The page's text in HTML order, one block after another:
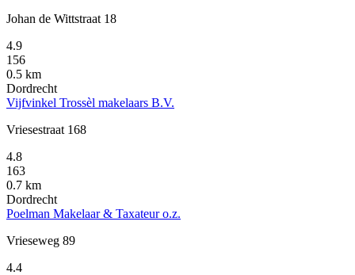
Johan de Wittstraat 18
4.9
156
0.5 km
Dordrecht
Vijfvinkel Trossèl makelaars B.V.
Vriesestraat 168
4.8
163
0.7 km
Dordrecht
Poelman Makelaar & Taxateur o.z.
Vrieseweg 89
4.4